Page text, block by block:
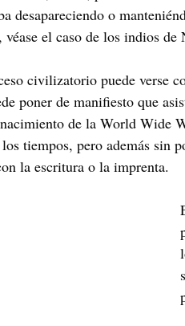
desapareciendo o
el caso de los indios de
civilizatorio puede verse
poner de manifiesto que
de la World Wide
tiempos, pero además sin
la escritura o la imprenta.